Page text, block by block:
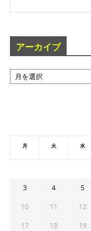
アーカイブ
ア
ー
月 火 水
3
4 5
10
11 12
17
18 19